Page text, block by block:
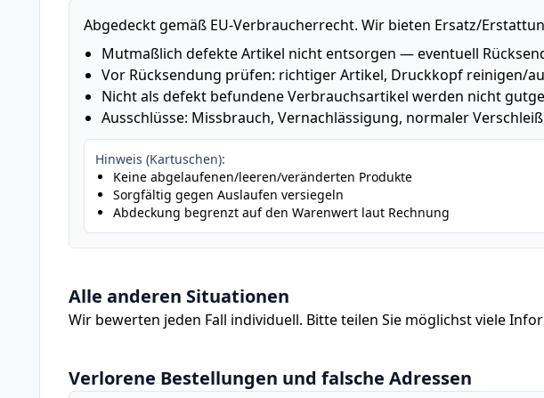
Abgedeckt gemäß EU-Verbraucherrecht. Wir bieten Ersatz/
Mutmaßlich defekte Artikel nicht entsorgen — eventuell
Vor Rücksendung prüfen: richtiger Artikel, Druckkopf reinigen/
Nicht als defekt befundene Verbrauchsartikel werden nicht
Ausschlüsse: Missbrauch, Vernachlässigung, normaler
Hinweis (Kartuschen):
Keine abgelaufenen/leeren/veränderten Produkte
Sorgfältig gegen Auslaufen versiegeln
Abdeckung begrenzt auf den Warenwert laut Rechnung
Alle anderen Situationen
Wir bewerten jeden Fall individuell. Bitte teilen Sie möglichst viele
Verlorene Bestellungen und falsche Adressen